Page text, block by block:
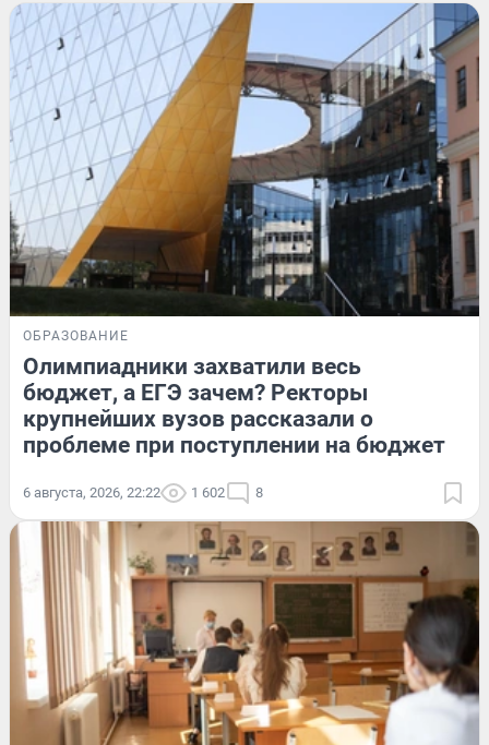
ОБРАЗОВАНИЕ
Олимпиадники захватили весь
бюджет, а ЕГЭ зачем? Ректоры
крупнейших вузов рассказали о
проблеме при поступлении на бюджет
6 августа, 2026, 22:22 1 602 8